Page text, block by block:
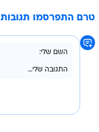
טרם התפרסמו תגובות